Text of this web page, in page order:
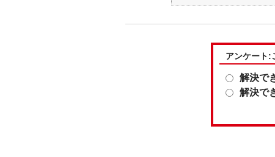
アンケート:
解決で
解決で